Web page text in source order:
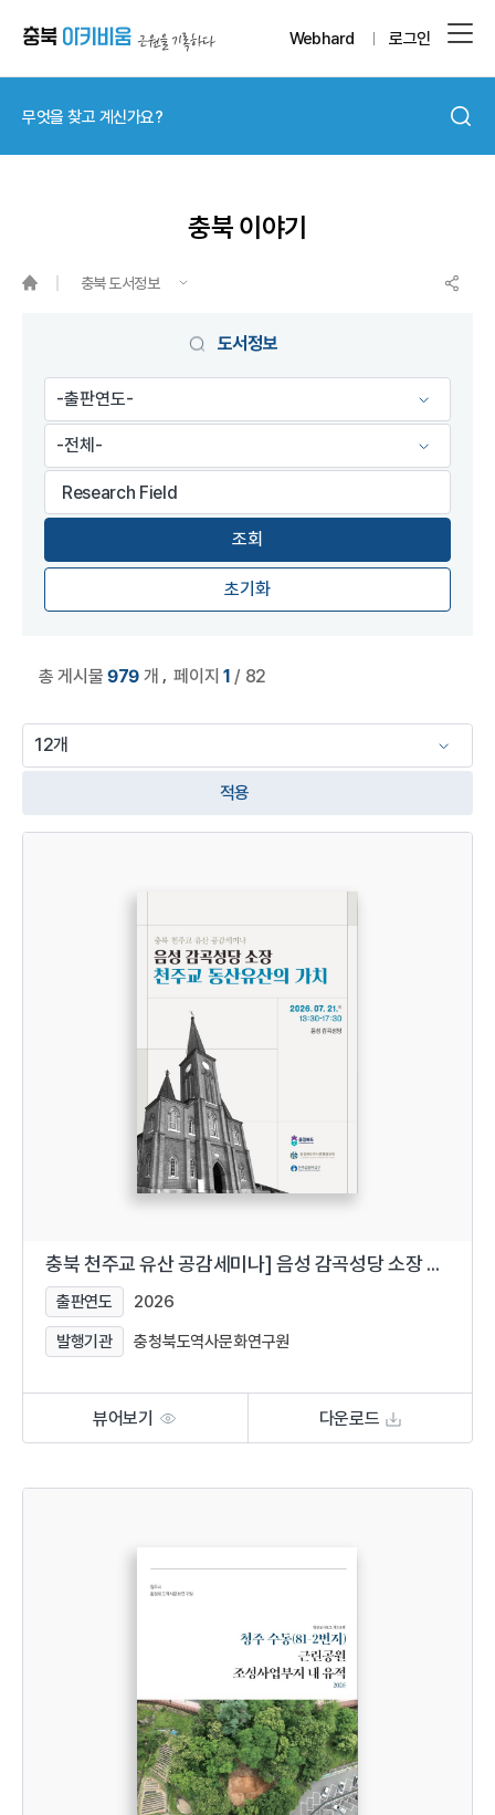
Webhard 로그인
충북 이야기
충북 도서정보
도서정보
초기화
총 게시물979 개 ,페이지 1 / 82
적용
충북 천주교 유산 공감세미나] 음성 감곡성당 소장 천주교 동산유산의 가치
출판연도
2026
발행기관
충청북도역사문화연구원
뷰어보기 다운로드